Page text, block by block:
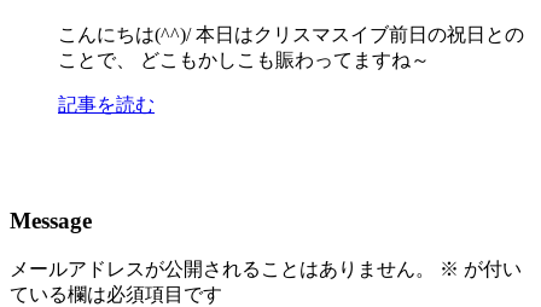
こんにちは(^^)/ 本日はクリスマスイブ前日の祝日との
ことで、 どこもかしこも賑わってますね～
記事を読む
Message
メールアドレスが公開されることはありません。 ※ が付い
ている欄は必須項目です